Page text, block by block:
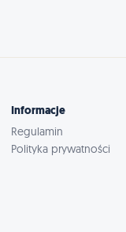
Informacje
Regulamin
Polityka prywatności